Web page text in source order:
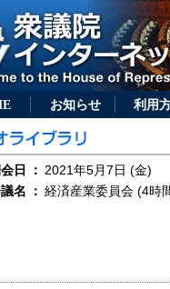
お知らせ 利用
日 ： 2021年5月7日 (金)
名
： 経済産業委員会 (4時